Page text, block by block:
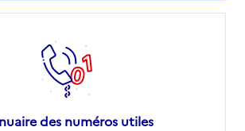
des numéros utiles